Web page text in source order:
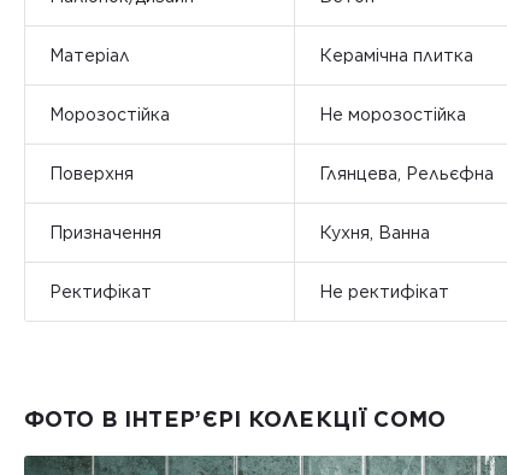
Матеріал Керамічна плитка
Морозостійка Не морозостійка
Поверхня Глянцева, Рельєфна
Призначення Кухня, Ванна
Ректифікат Не ректифікат
ФОТО В ІНТЕР’ЄРІ КОЛЕКЦІЇ COMO